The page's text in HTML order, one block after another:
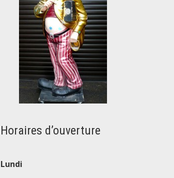
Horaires d’ouverture
Lundi